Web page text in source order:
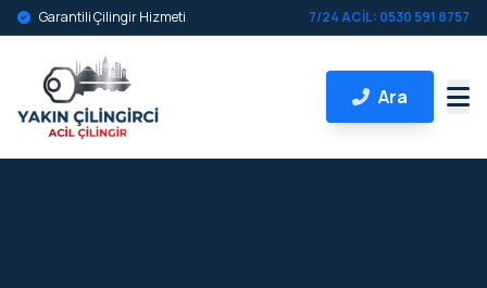
Garantili Çilingir Hizmeti 7/24 ACİL: 0530 591 8757
Ara